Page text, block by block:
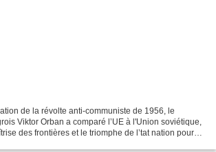
de la révolte anti-communiste de 1956, le
Viktor Orban a comparé l’UE à l'Union soviétique,
des frontières et le triomphe de l’tat nation pour